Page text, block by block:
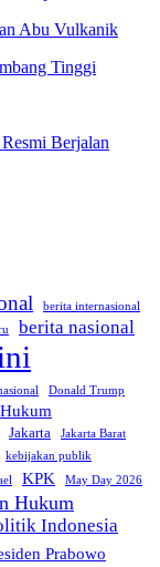
Abu Vulkanik
Tinggi
Berjalan
berita internasional
berita nasional
Donald Trump
Hukum
Jakarta
Jakarta Barat
kebijakan publik
KPK May Day 2026
Hukum
Indonesia
Prabowo